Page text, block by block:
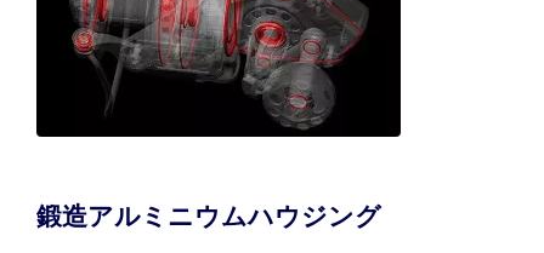
鍛造アルミニウムハウジング